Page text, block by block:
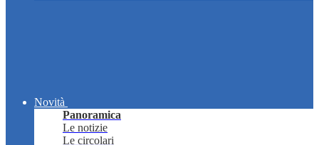
Novità
Panoramica
Le notizie
Le circolari